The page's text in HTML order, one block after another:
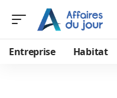
Entreprise Habitat